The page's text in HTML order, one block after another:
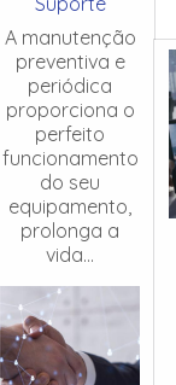
A manutenção
preventiva e
periódica
proporciona o
perfeito
funcionamento
do seu
equipamento,
prolonga a
vida...